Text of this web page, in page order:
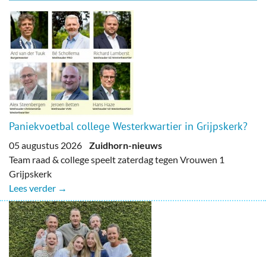
Paniekvoetbal college Westerkwartier in Grijpskerk?
05 augustus 2026 Zuidhorn-nieuws
Team raad & college speelt zaterdag tegen Vrouwen 1
Grijpskerk
Lees verder →